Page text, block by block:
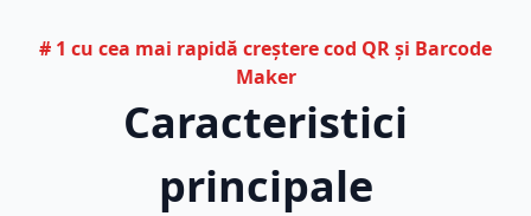
# 1 cu cea mai rapidă creștere cod QR și Barcode
Maker
Caracteristici
principale